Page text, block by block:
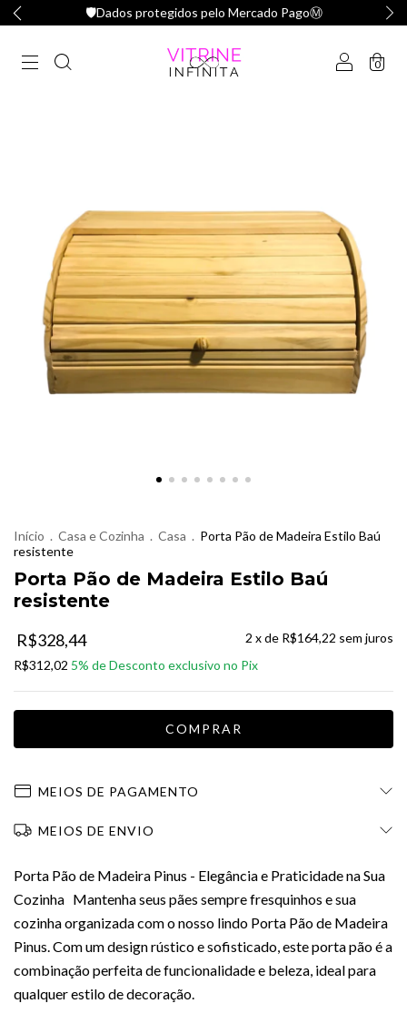
🛡️Dados protegidos pelo Mercado PagoⓂ️
0
Início . Casa e Cozinha . Casa . Porta Pão de Madeira Estilo Baú
resistente
Porta Pão de Madeira Estilo Baú
resistente
R$328,44 2 x de R$164,22 sem juros
R$312,02
MEIOS DE PAGAMENTO
MEIOS DE ENVIO
Porta Pão de Madeira Pinus - Elegância e Praticidade na Sua
Cozinha Mantenha seus pães sempre fresquinhos e sua
cozinha organizada com o nosso lindo Porta Pão de Madeira
Pinus. Com um design rústico e sofisticado, este porta pão é a
combinação perfeita de funcionalidade e beleza, ideal para
qualquer estilo de decoração.